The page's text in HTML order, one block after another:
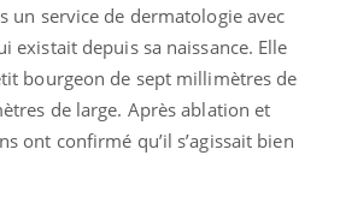
un service de dermatologie avec
existait depuis sa naissance. Elle
bourgeon de sept millimètres de
de large. Après ablation et
ont confirmé qu’il s’agissait bien